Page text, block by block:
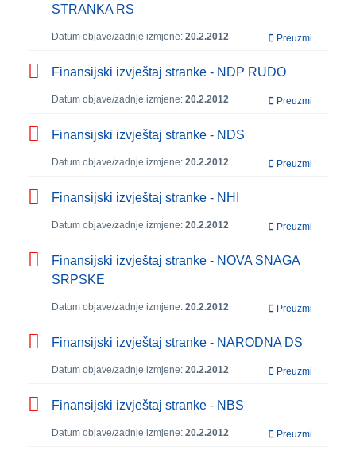
STRANKA RS
Datum objave/zadnje izmjene: 20.2.2012 Preuzmi
Finansijski izvještaj stranke - NDP RUDO
Datum objave/zadnje izmjene: 20.2.2012 Preuzmi
Finansijski izvještaj stranke - NDS
Datum objave/zadnje izmjene: 20.2.2012 Preuzmi
Finansijski izvještaj stranke - NHI
Datum objave/zadnje izmjene: 20.2.2012 Preuzmi
Finansijski izvještaj stranke - NOVA SNAGA
SRPSKE
Datum objave/zadnje izmjene: 20.2.2012 Preuzmi
Finansijski izvještaj stranke - NARODNA DS
Datum objave/zadnje izmjene: 20.2.2012 Preuzmi
Finansijski izvještaj stranke - NBS
Datum objave/zadnje izmjene: 20.2.2012 Preuzmi